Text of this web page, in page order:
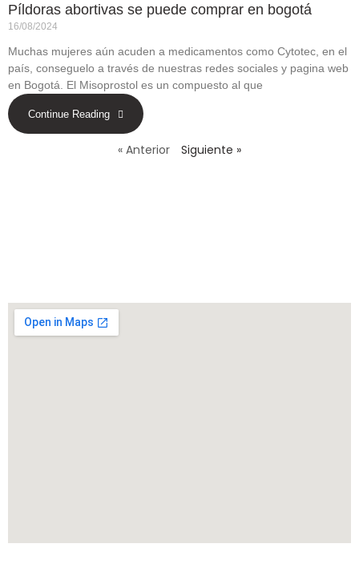
Píldoras abortivas se puede comprar en bogotá
16/08/2024
Muchas mujeres aún acuden a medicamentos como Cytotec, en el
país, conseguelo a través de nuestras redes sociales y pagina web
en Bogotá. El Misoprostol es un compuesto al que
Continue Reading
« Anterior Siguiente »